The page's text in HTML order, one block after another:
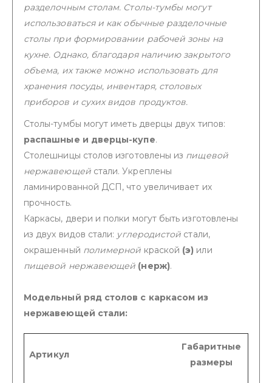
разделочным столам. Столы-тумбы могут
использоваться и как обычные разделочные
столы при формировании рабочей зоны на
кухне. Однако, благодаря наличию закрытого
объема, их также можно использовать для
хранения посуды, инвентаря, столовых
приборов и сухих видов продуктов.
Столы-тумбы могут иметь дверцы двух типов:
распашные и дверцы-купе.
Столешницы столов изготовлены из пищевой
нержавеющейстали. Укреплены
ламинированной ДСП, что увеличивает их
прочность.
Каркасы, двери и полки могут быть изготовлены
из двух видов стали: углеродистой стали,
окрашенный полимерной краской (э) или
пищевой нержавеющей (нерж).
Модельный ряд столов с каркасом из
нержавеющей стали:
Артикул
Габаритные
размеры